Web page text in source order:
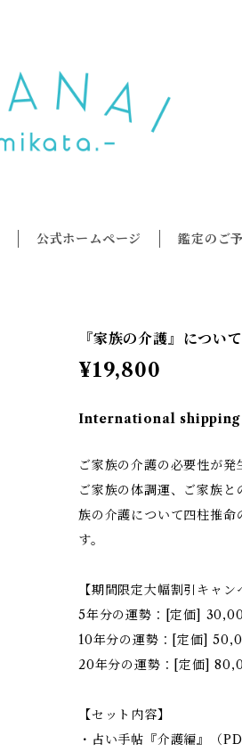
公式ホームページ 鑑定のご
『家族の介護』につい
¥19,800
International
ご家族の介護の必要性が発
ご家族の体調運、ご家族
族の介護について四柱推命
す。
【期間限定大幅割引キャン
5年分の運勢：[定価]
10年分の運勢：[定価]
20年分の運勢：[定価]
【セット内容】
・占い手帖『介護編』（